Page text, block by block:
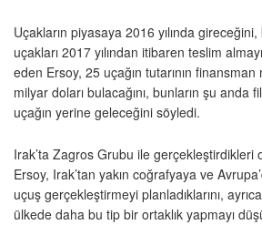
Uçakların piyasaya 2016 yılında
uçakları 2017 yılından itibaren teslim
eden Ersoy, 25 uçağın tutarının
milyar doları bulacağını, bunların şu anda
uçağın yerine geleceğini söyledi.
Irak’ta Zagros Grubu ile gerçekleştirdikleri
Ersoy, Irak’tan yakın coğrafyaya ve
uçuş gerçekleştirmeyi planladıklarını,
ülkede daha bu tip bir ortaklık yapmayı